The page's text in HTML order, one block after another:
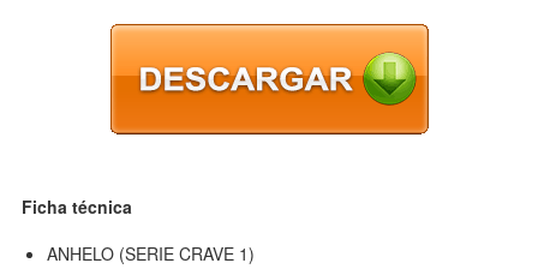
Ficha técnica
ANHELO (SERIE CRAVE 1)